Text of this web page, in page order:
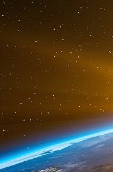
manœuvres des
système qui,
équilibre où
enfermées dans
Loin d’être une
ceux qui
pour ceux qui
la réalité. Il
Si vous êtes
aspect de votre